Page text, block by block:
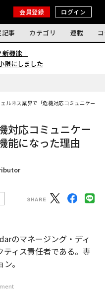
会員登録 ログイン
事 カテゴリ 連載
機能｜
限にしました
ェルネス業界で「危機対応コミュニケーシ
対応コミュニケー
能になった理由
のマネージング・ディ
ティス責任者である。専
。